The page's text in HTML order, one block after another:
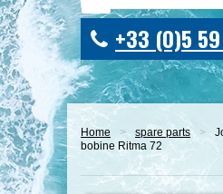
+33 (0)5
Home > spare parts >
bobine Ritma 72